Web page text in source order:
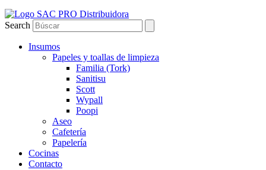
Search
Insumos
Papeles y toallas de limpieza
Familia (Tork)
Sanitisu
Scott
Wypall
Poopi
Aseo
Cafetería
Papelería
Cocinas
Contacto